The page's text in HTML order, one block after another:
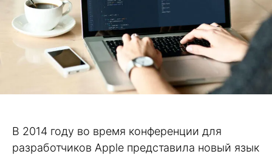
В 2014 году во время конференции для
разработчиков Apple представила новый язык